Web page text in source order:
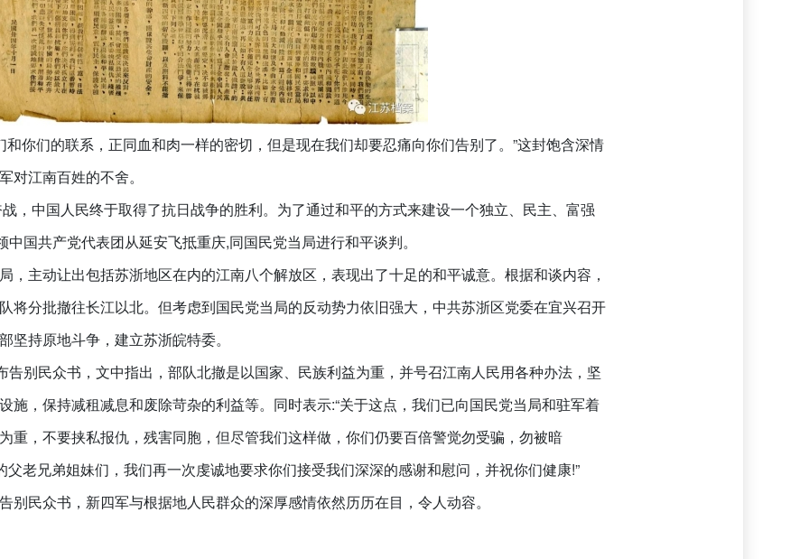
和你们的联系，正同血和肉一样的密切，但是现在我们却要忍痛向你们告别了。”这封饱含深情
对江南百姓的不舍。
，中国人民终于取得了抗日战争的胜利。为了通过和平的方式来建设一个独立、民主、富强
国共产党代表团从延安飞抵重庆,同国民党当局进行和平谈判。
，主动让出包括苏浙地区在内的江南八个解放区，表现出了十足的和平诚意。根据和谈内容，
将分批撤往长江以北。但考虑到国民党当局的反动势力依旧强大，中共苏浙区党委在宜兴召开
坚持原地斗争，建立苏浙皖特委。
告别民众书，文中指出，部队北撤是以国家、民族利益为重，并号召江南人民用各种办法，坚
施，保持减租减息和废除苛杂的利益等。同时表示:“关于这点，我们已向国民党当局和驻军着
重，不要挟私报仇，残害同胞，但尽管我们这样做，你们仍要百倍警觉勿受骗，勿被暗
父老兄弟姐妹们，我们再一次虔诚地要求你们接受我们深深的感谢和慰问，并祝你们健康!”
别民众书，新四军与根据地人民群众的深厚感情依然历历在目，令人动容。